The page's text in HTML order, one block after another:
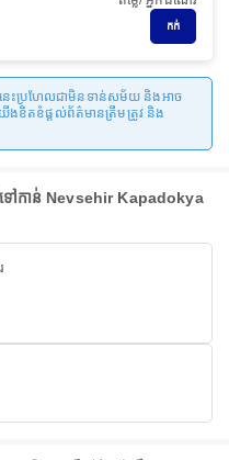
កក់
េះប្រហែលជាមិនទាន់សម័យ និងអាច
ើងខិតខំផ្តល់ព័ត៌មានត្រឹមត្រូវ និង
ៅកាន់ Nevsehir Kapadokya